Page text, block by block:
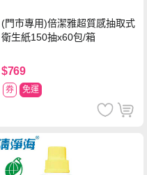
(門市專用)倍潔雅超質感抽取式
衛生紙150抽x60包/箱
$769
券 免運